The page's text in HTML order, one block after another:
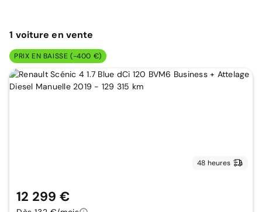
1 voitureen vente
PRIX EN BAISSE (-400 €)
48 heures
12 299 €